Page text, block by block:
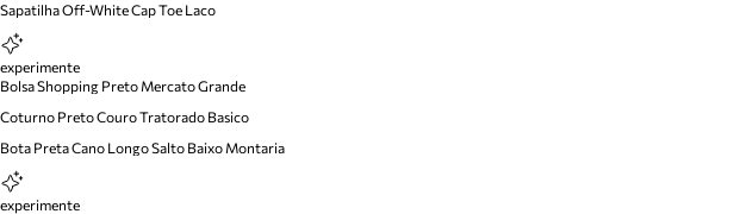
Sapatilha Off-White Cap Toe Laco
experimente
Bolsa Shopping Preto Mercato Grande
Coturno Preto Couro Tratorado Basico
Bota Preta Cano Longo Salto Baixo Montaria
experimente